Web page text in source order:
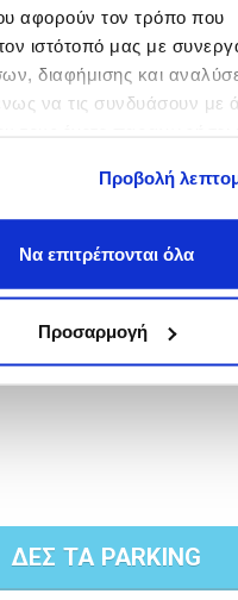
αφορούν τον τρόπο που
ιστότοπό μας με
διαφήμισης και
να τις συνδυάσουν με
Προβολή
Να επιτρέπονται όλα
Προσαρμογή
ΔΕΣ ΤΑ PARKING